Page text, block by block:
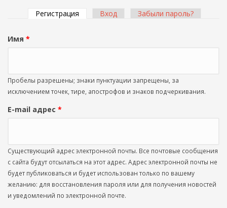
Регистрация (активная вкладка)
Вход Забыли пароль?
Имя *
Пробелы разрешены; знаки пунктуации запрещены, за
исключением точек, тире, апострофов и знаков подчеркивания.
E-mail адрес *
Существующий адрес электронной почты. Все почтовые сообщения
с сайта будут отсылаться на этот адрес. Адрес электронной почты не
будет публиковаться и будет использован только по вашему
желанию: для восстановления пароля или для получения новостей
и уведомлений по электронной почте.